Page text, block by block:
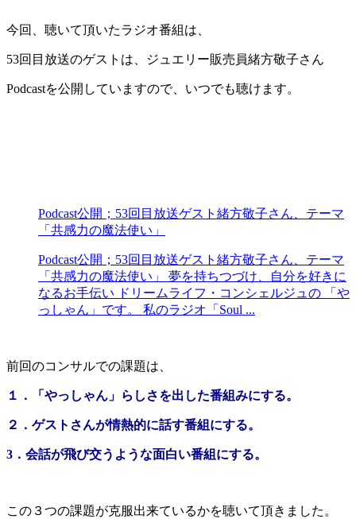
今回、聴いて頂いたラジオ番組は、
53回目放送のゲストは、ジュエリー販売員緒方敬子さん
Podcastを公開していますので、いつでも聴けます。
Podcast公開；53回目放送ゲスト緒方敬子さん、テーマ
「共感力の魔法使い」
Podcast公開；53回目放送ゲスト緒方敬子さん、テーマ
「共感力の魔法使い」 夢を持ちつづけ、自分を好きに
なるお手伝い ドリームライフ・コンシェルジュの 「や
っしゃん」です。 私のラジオ「Soul ...
前回のコンサルでの課題は、
１．「やっしゃん」らしさを出した番組みにする。
２．ゲストさんが情熱的に話す番組にする。
3．会話が飛び交うような面白い番組にする。
この３つの課題が克服出来ているかを聴いて頂きました。